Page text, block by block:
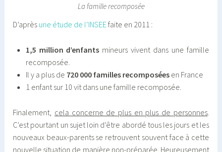
La famille recomposée
D’après une étude de l’INSEE faite en 2011 :
1,5 million d’enfants mineurs vivent dans une famille
recomposée.
Il y a plus de 720 000 familles recomposéesen France
1 enfant sur 10 vit dans une famille recomposée.
Finalement, cela concerne de plus en plus de personnes.
C’est pourtant un sujet loin d’être abordé tous les jours et les
nouveaux beaux-parents se retrouvent souvent face à cette
nouvelle situation de manière non-préparée. Heureusement